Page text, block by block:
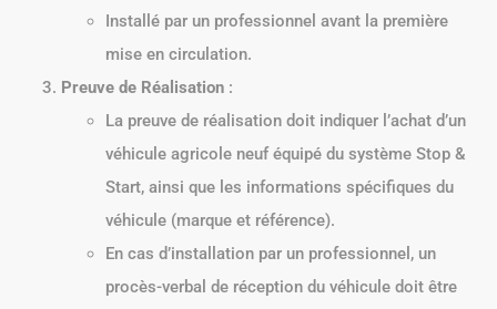
Installé par un professionnel avant la première
mise en circulation.
Preuve de Réalisation :
La preuve de réalisation doit indiquer l’achat d’un
véhicule agricole neuf équipé du système Stop &
Start, ainsi que les informations spécifiques du
véhicule (marque et référence).
En cas d’installation par un professionnel, un
procès-verbal de réception du véhicule doit être